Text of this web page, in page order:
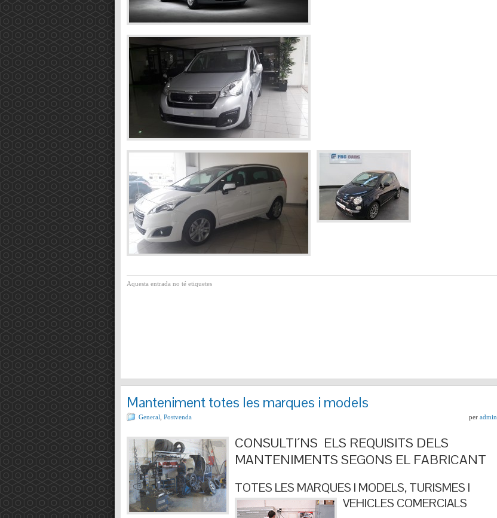
Aquesta entrada no té etiquetes
Manteniment totes les marques i models
General Postvenda per admin
CONSULTI´NS ELS REQUISITS DELS
MANTENIMENTS SEGONS EL FABRICANT
TOTES LES MARQUES I MODELS, TURISMES I
VEHICLES COMERCIALS